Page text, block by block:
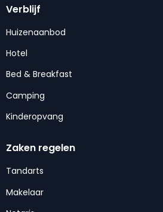
Verblijf
Huizenaanbod
Hotel
Bed & Breakfast
Camping
Kinderopvang
Zaken regelen
Tandarts
Makelaar